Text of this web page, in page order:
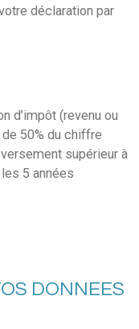
déclaration par
d’impôt (revenu ou
50% du chiffre
supérieur à
5 années
DONNEES